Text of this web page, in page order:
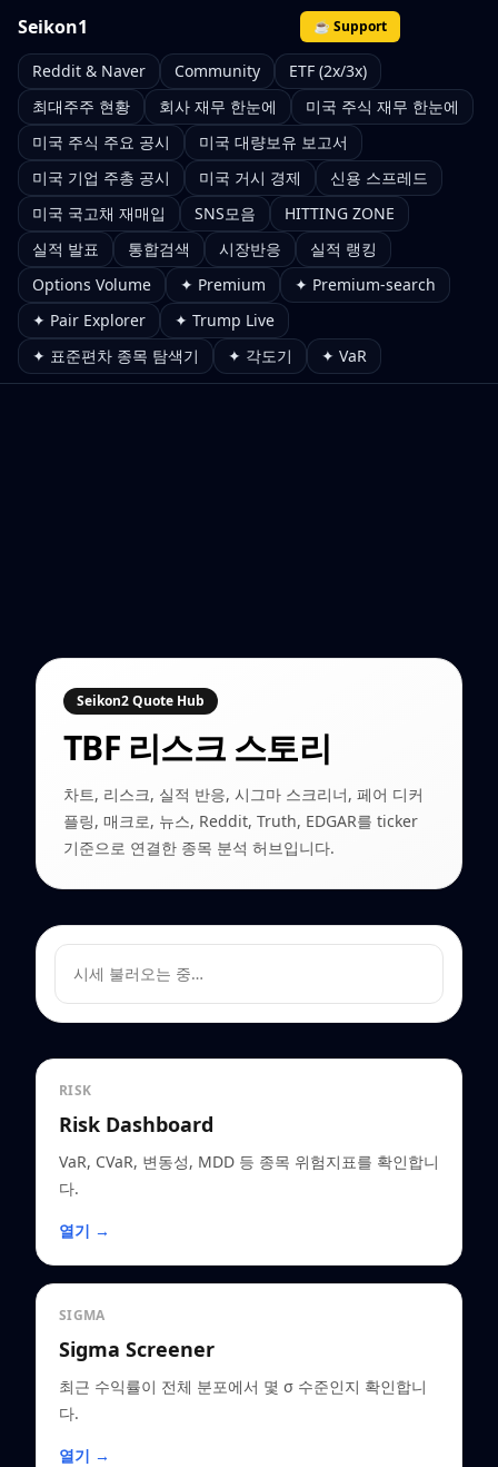
Seikon1 ☕ Support
Reddit & Naver Community
ETF (2x/3x)
최대주주 현황
회사 재무 한눈에
미국 주식 재무 한눈에
미국 주식 주요 공시
미국 대량보유 보고서
미국 기업 주총 공시
미국 거시 경제
신용 스프레드
미국 국고채 재매입
SNS모음
HITTING ZONE
실적 발표
통합검색 시장반응
실적 랭킹
Options Volume
✦ Premium
✦ Premium-search
✦ Pair Explorer
✦ Trump Live
✦ 표준편차 종목 탐색기
✦ 각도기 ✦ VaR
Seikon2 Quote Hub
TBF리스크 스토리
차트, 리스크, 실적 반응, 시그마 스크리너, 페어 디커
플링, 매크로, 뉴스, Reddit, Truth, EDGAR를 ticker
기준으로 연결한 종목 분석 허브입니다.
시세 불러오는 중…
RISK
Risk Dashboard
VaR, CVaR, 변동성, MDD 등 종목 위험지표를 확인합니
다.
열기 →
SIGMA
Sigma Screener
최근 수익률이 전체 분포에서 몇 σ 수준인지 확인합니
다.
열기 →